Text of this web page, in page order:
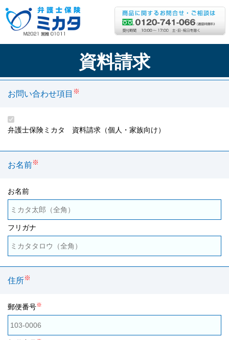
資料請求
お問い合わせ項目 ※
弁護士保険ミカタ 資料請求（個人・家族向け）
お名前※
お名前
フリガナ
住所※
郵便番号※